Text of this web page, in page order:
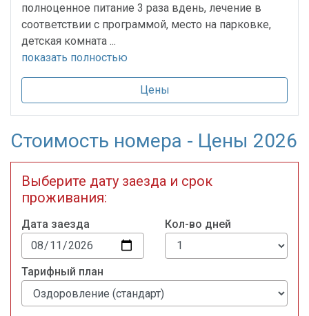
полноценное питание 3 раза вдень, лечение в
соответствии с программой, место на парковке,
детская комната ...
показать полностью
Цены
Стоимость номера - Цены 2026
Выберите дату заезда и срок
проживания:
Дата заезда Кол-во дней
Тарифный план